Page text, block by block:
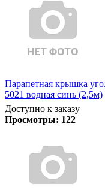
Парапетная крышка
5021 водная синь (2,5м)
Доступно к заказу
Просмотры: 122